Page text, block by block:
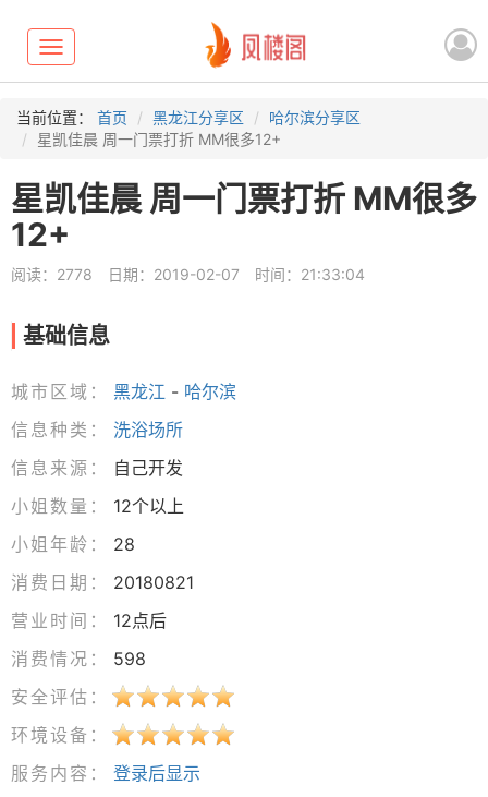
Toggle
navigation
当前位置： 首页 黑龙江分享区
哈尔滨分享区
星凯佳晨 周一门票打折 MM很多12+
星凯佳晨 周一门票打折 MM很多
12+
阅读：2778 日期：2019-02-07 时间：21:33:04
基础信息
城市区域： 黑龙江 - 哈尔滨
信息种类：
洗浴场所
信息来源：
自己开发
小姐数量：
12个以上
小姐年龄：
28
消费日期：
20180821
营业时间：
12点后
消费情况：
598
安全评估：
环境设备：
服务内容：
登录后显示